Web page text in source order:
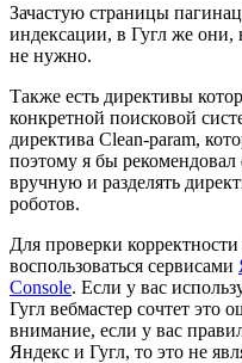
Зачастую страницы
индексации, в Гугл же
не нужно.
Также есть директивы
конкретной поисковой
директива Clean-param,
поэтому я бы
вручную и разделять
роботов.
Для проверки
воспользоваться сервисами
Console. Если у вас
Гугл вебмастер сочтет это
внимание, если у вас
Яндекс и Гугл, то это не